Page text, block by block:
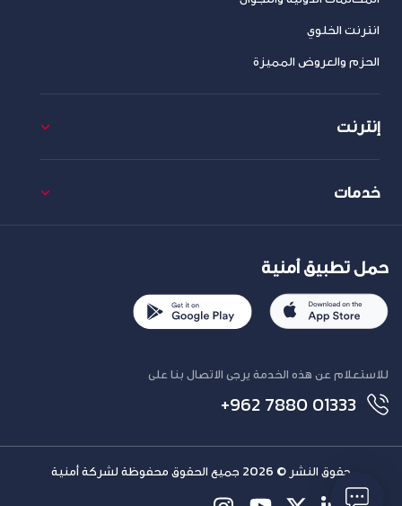
انترنت الخلوي
الحزم والعروض المميزة
إنترنت
خدمات
حمل تطبيق أمنية
للاستعلام عن هذه الخدمة يرجى الاتصال بنا على
+962 7880 01333
حقوق النشر © 2026 جميع الحقوق محفوظة لشركة أمنية